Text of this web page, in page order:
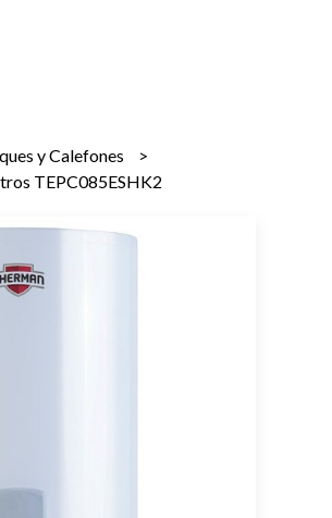
y Calefones
TEPC085ESHK2